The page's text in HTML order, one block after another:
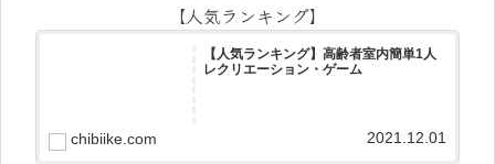
【人気ランキング】
【人気ランキング】高齢者室内簡単1人
レクリエーション・ゲーム
chibiike.com 2021.12.01